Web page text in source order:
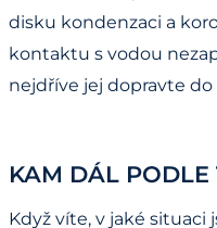
disku kondenzaci a
kontaktu s vodou
nejdříve jej dopravte do
KAM DÁL PODLE
Když víte, v jaké